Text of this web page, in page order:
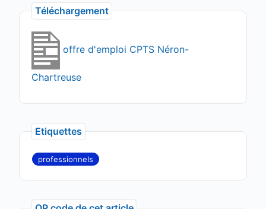
Téléchargement
offre d'emploi CPTS Néron-
Chartreuse
Etiquettes
professionnels